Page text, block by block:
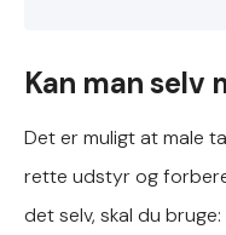
Kan man selv
Det er muligt at male
rette udstyr og
det selv, skal du bruge: